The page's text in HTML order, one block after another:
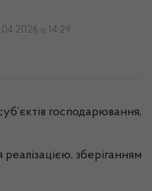
о 14:29
господарювання,
реалізацією, зберіганням